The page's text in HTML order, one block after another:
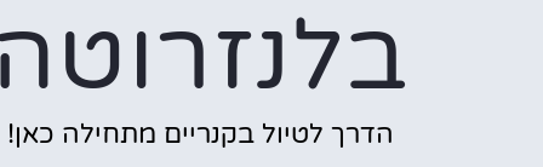
הדרך לטיול בקנריים מתחילה כאן!